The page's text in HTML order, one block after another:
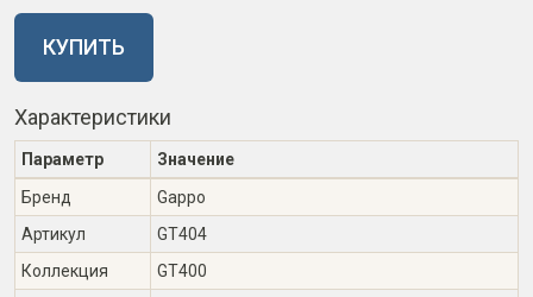
КУПИТЬ
Характеристики
Параметр
Значение
Бренд
Gappo
Артикул
GT404
Коллекция
GT400